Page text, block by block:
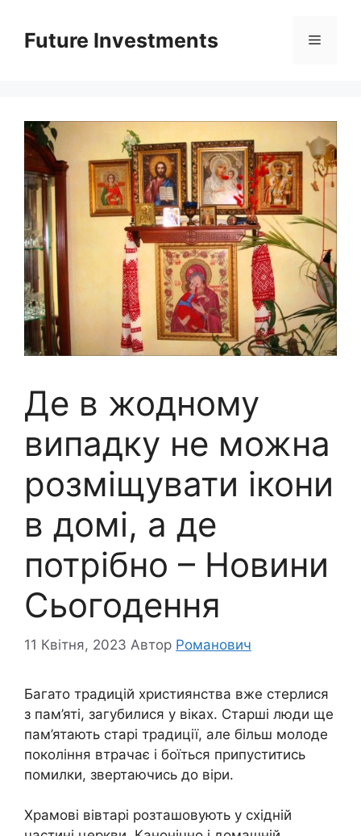
вмістуFuture Investments Меню
Де в жодному
випадку не можна
розміщувати ікони
в домі, а де
потрібно – Новини
Сьогодення
11 Квітня, 2023 Автор Романович
Багато традицій християнства вже стерлися
з пам’яті, загубилися у віках. Старші люди ще
пам’ятають старі традиції, але більш молоде
покоління втрачає і боїться припуститись
помилки, звертаючись до віри.
Храмові вівтарі розташовують у східній